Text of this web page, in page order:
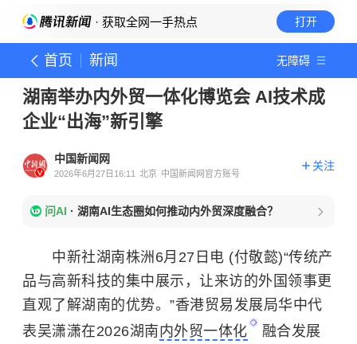
· 获取全网一手热点 打开
首页 新闻 无障碍
湖南举办内外贸一体化博览会 AI技术成
企业“出海”新引擎
中国新闻网
2026年6月27日16:11 北京 中国新闻网官方账号
关注
问AI · 湖南AI生态圈如何推动内外贸深度融合？
中新社湖南株洲6月27日电 (付敬懿)“传统产
品与高新科技的集中展示，让来访的外国领事更
直观了解湖南的优势。”香港贸易发展局华中代
表吴潇潇在2026湖南内外贸一体化
融合发展